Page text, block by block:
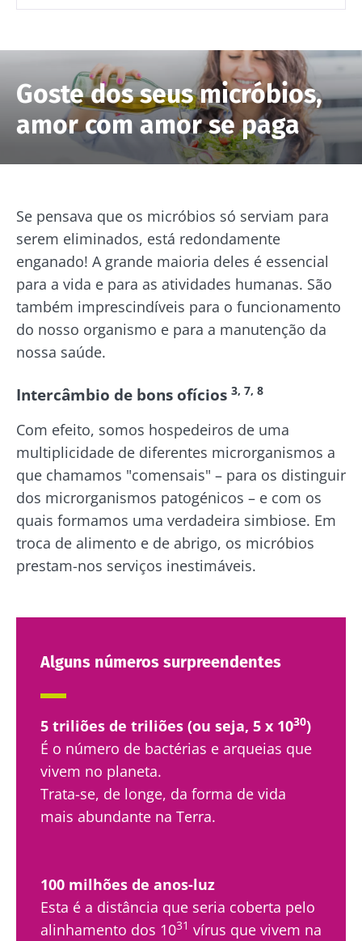
Goste dos seus micróbios,
amor com amor se paga
Se pensava que os micróbios só serviam para
serem eliminados, está redondamente
enganado! A grande maioria deles é essencial
para a vida e para as atividades humanas. São
também imprescindíveis para o funcionamento
do nosso organismo e para a manutenção da
nossa saúde.
Intercâmbio de bons ofícios 3, 7, 8
Com efeito, somos hospedeiros de uma
multiplicidade de diferentes microrganismos a
que chamamos "comensais" – para os distinguir
dos microrganismos patogénicos – e com os
quais formamos uma verdadeira simbiose. Em
troca de alimento e de abrigo, os micróbios
prestam-nos serviços inestimáveis.
Alguns números surpreendentes
5 triliões de triliões (ou seja, 5 x 1030)
É o número de bactérias e arqueias que
vivem no planeta.
Trata-se, de longe, da forma de vida
mais abundante na Terra.
100 milhões de anos-luz
Esta é a distância que seria coberta pelo
alinhamento dos 1031 vírus que vivem na
Você está prestes a ser redirecionado e deixar
nosso site
Ser redirecionado
Ficar no site do Biocodex Microbiota Institute
Mantenha-se informado
Junte-se à comunidade da microbiota e receba
"The Essential" uma vez por mês para se
manter atualizado com as últimas notícias
Gostaria de me inscrever para receber mais
informações sobre a Biocodex
Eu li e aceito as
Microbiota Institute.
* Campo obrigatório
BMI 20-35
sobre a microbiota.
Gostaria de me inscrever para receber mais
informações sobre a Biocodex
apolítica de privacidadedo Biocodex
Microbiota Institute.
* Campo obrigatório
Descubra
aliado natural
da nossa
microbiota?
Ligeiramente
efervescente,
ácido e
naturalmente
rico em
vem conq...
Descubra mais
os grandes
aliados do
teu
microbioma
intestinal
Prefere
iogurte,
queijo
em comum:
são
Descubra
mais
23/07/
e
Ler o